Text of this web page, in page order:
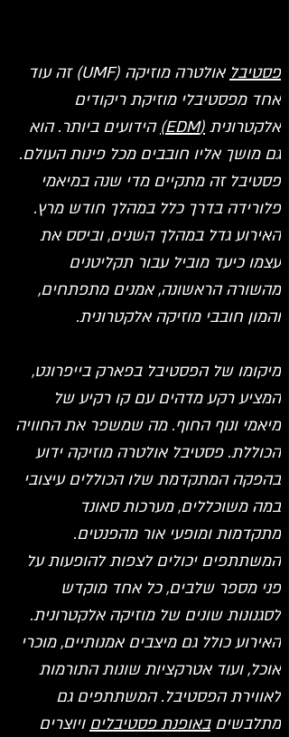
פסטיבל
אולטרה מוזיקה (UMF) זה עוד
אחד מפסטיבלי מוזיקת ריקודים
אלקטרונית (EDM)
הידועים ביותר. הוא
גם מושך אליו חובבים מכל פינות העולם.
פסטיבל זה מתקיים מדי שנה במיאמי
פלורידה בדרך כלל במהלך חודש מרץ.
האירוע גדל במהלך השנים, וביסס את
עצמו כיעד מוביל עבור תקליטנים
מהשורה הראשונה, אמנים מתפתחים,
והמון חובבי מוזיקה אלקטרונית.
מיקומו של הפסטיבל בפארק בייפרונט,
המציע רקע מדהים עם קו רקיע של
מיאמי ונוף החוף. מה שמשפר את החוויה
הכוללת. פסטיבל אולטרה מוזיקה ידוע
בהפקה המתקדמת שלו הכוללים עיצובי
במה משוכללים, מערכות סאונד
מתקדמות ומופעי אור מהפנטים.
המשתתפים יכולים לצפות להופעות על
פני מספר שלבים, כל אחד מוקדש
לסגנונות שונים של מוזיקה אלקטרונית.
האירוע כולל גם מיצבים אמנותיים, מוכרי
אוכל, ועוד אטרקציות שונות התורמות
לאווירת הפסטיבל. המשתתפים גם
מתלבשים באופנת פסטיבלים ויוצרים